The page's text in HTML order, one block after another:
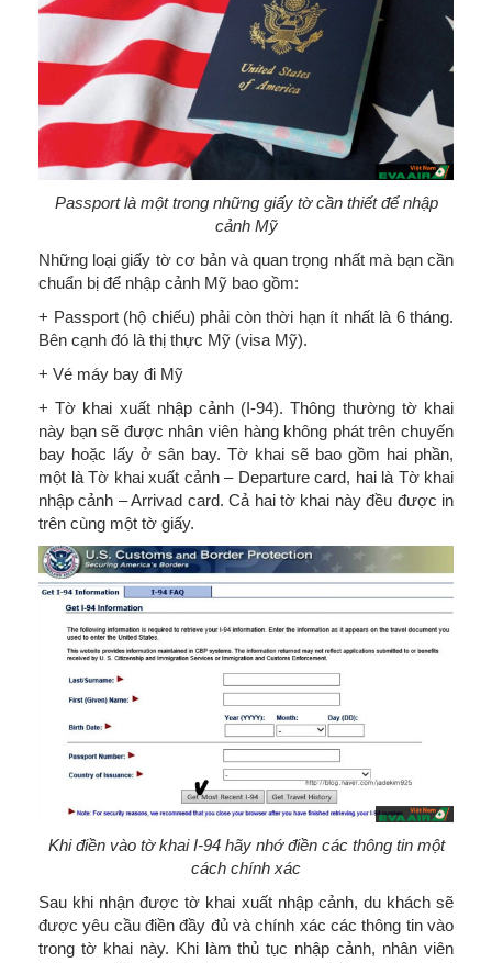
Passport là một trong những giấy tờ cần thiết để nhập
cảnh Mỹ
Những loại giấy tờ cơ bản và quan trọng nhất mà bạn cần
chuẩn bị để nhập cảnh Mỹ bao gồm:
+ Passport (hộ chiếu) phải còn thời hạn ít nhất là 6 tháng.
Bên cạnh đó là thị thực Mỹ (visa Mỹ).
+ Vé máy bay đi Mỹ
+ Tờ khai xuất nhập cảnh (I-94). Thông thường tờ khai
này bạn sẽ được nhân viên hàng không phát trên chuyến
bay hoặc lấy ở sân bay. Tờ khai sẽ bao gồm hai phần,
một là Tờ khai xuất cảnh – Departure card, hai là Tờ khai
nhập cảnh – Arrivad card. Cả hai tờ khai này đều được in
trên cùng một tờ giấy.
Khi điền vào tờ khai I-94 hãy nhớ điền các thông tin một
cách chính xác
Sau khi nhận được tờ khai xuất nhập cảnh, du khách sẽ
được yêu cầu điền đầy đủ và chính xác các thông tin vào
trong tờ khai này. Khi làm thủ tục nhập cảnh, nhân viên